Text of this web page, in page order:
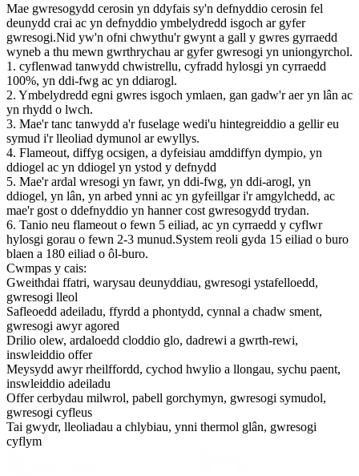
Mae gwresogydd cerosin yn ddyfais sy'n defnyddio cerosin fel
deunydd crai ac yn defnyddio ymbelydredd isgoch ar gyfer
gwresogi.Nid yw'n ofni chwythu'r gwynt a gall y gwres gyrraedd
wyneb a thu mewn gwrthrychau ar gyfer gwresogi yn uniongyrchol.
1. cyflenwad tanwydd chwistrellu, cyfradd hylosgi yn cyrraedd
100%, yn ddi-fwg ac yn ddiarogl.
2. Ymbelydredd egni gwres isgoch ymlaen, gan gadw'r aer yn lân ac
yn rhydd o lwch.
3. Mae'r tanc tanwydd a'r fuselage wedi'u hintegreiddio a gellir eu
symud i'r lleoliad dymunol ar ewyllys.
4. Flameout, diffyg ocsigen, a dyfeisiau amddiffyn dympio, yn
ddiogel ac yn ddiogel yn ystod y defnydd
5. Mae'r ardal wresogi yn fawr, yn ddi-fwg, yn ddi-arogl, yn
ddiogel, yn lân, yn arbed ynni ac yn gyfeillgar i'r amgylchedd, ac
mae'r gost o ddefnyddio yn hanner cost gwresogydd trydan.
6. Tanio neu flameout o fewn 5 eiliad, ac yn cyrraedd y cyflwr
hylosgi gorau o fewn 2-3 munud.System reoli gyda 15 eiliad o buro
blaen a 180 eiliad o ôl-buro.
Cwmpas y cais:
Gweithdai ffatri, warysau deunyddiau, gwresogi ystafelloedd,
gwresogi lleol
Safleoedd adeiladu, ffyrdd a phontydd, cynnal a chadw sment,
gwresogi awyr agored
Drilio olew, ardaloedd cloddio glo, dadrewi a gwrth-rewi,
inswleiddio offer
Meysydd awyr rheilffordd, cychod hwylio a llongau, sychu paent,
inswleiddio adeiladu
Offer cerbydau milwrol, pabell gorchymyn, gwresogi symudol,
gwresogi cyfleus
Tai gwydr, lleoliadau a chlybiau, ynni thermol glân, gwresogi
cyflym